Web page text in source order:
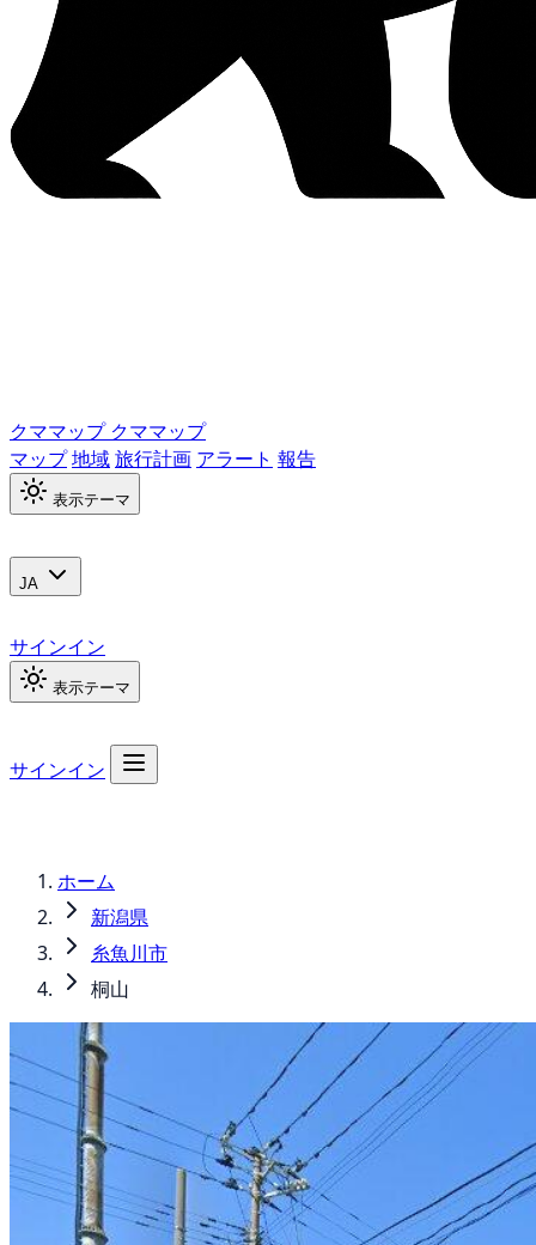
クママップ クママップ
マップ地域旅行計画 アラート 報告
表示テーマ
JA
サインイン
表示テーマ
サインイン
ホーム
新潟県
糸魚川市
桐山